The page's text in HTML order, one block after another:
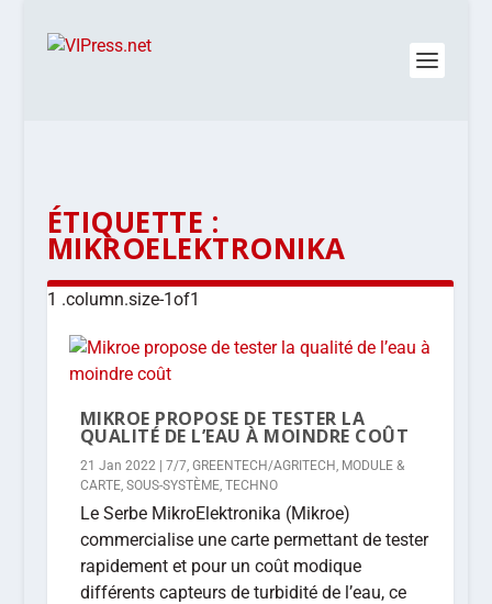
ÉTIQUETTE :
MIKROELEKTRONIKA
MIKROE PROPOSE DE TESTER LA
QUALITÉ DE L’EAU À MOINDRE COÛT
21 Jan 2022| 7/7, GREENTECH/AGRITECH, MODULE &
CARTE, SOUS-SYSTÈME, TECHNO
Le Serbe MikroElektronika (Mikroe)
commercialise une carte permettant de tester
rapidement et pour un coût modique
différents capteurs de turbidité de l’eau, ce